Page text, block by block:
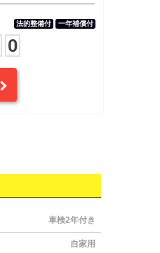
法的整備付 一年補償付
0
車検2年付き
自家用